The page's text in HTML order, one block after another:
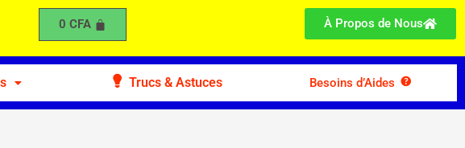
0 CFA À Propos de Nous
Trucs & Astuces Besoins d’Aides